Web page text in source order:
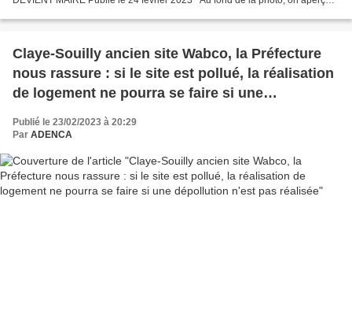
Claye-Souilly ancien site Wabco, la Préfecture
nous rassure : si le site est pollué, la réalisation
de logement ne pourra se faire si une
dépollution n'est pas réalisée
Publié le 23/02/2023 à 20:29
Par ADENCA